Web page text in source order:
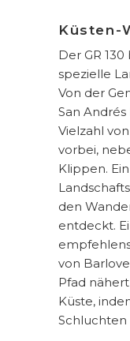
Küsten-
Der GR
spezielle
Von der
San
Vielzahl
vorbei,
Klippen.
den
entdeckt.
von
Pfad
Küste,
Schluchten